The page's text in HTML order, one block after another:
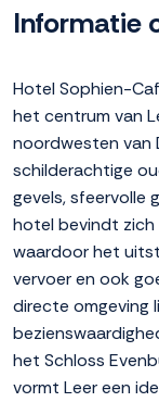
Informatie
Hotel Sophien-
het centrum van
noordwesten van
schilderachtige
gevels, sfeervolle
hotel bevindt
waardoor het
vervoer en ook
directe omgeving
het Schloss
vormt Leer een